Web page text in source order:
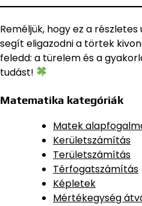
Reméljük, hogy ez a
segít eligazodni a törtek
feledd: a türelem és a
tudást!
Matematika kategóriák
Matek
Kerületszámítás
Területszámítás
Térfogatszámítás
Képletek
Mértékegység